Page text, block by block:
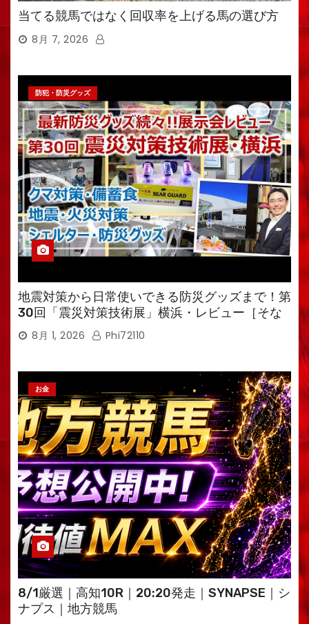
当てる競馬ではなく回収率を上げる馬の選び方
8月 7, 2026
防犯・防災グッズ
地震対策から日常使いできる防災グッズまで！第
30回「震災対策技術展」横浜・レビュー［そな
えるTV・高荷智也］
8月 1, 2026 Phi72110
お金
8/1厳選｜高知10R｜20:20発走｜SYNAPSE｜シ
ナプス｜地方競馬